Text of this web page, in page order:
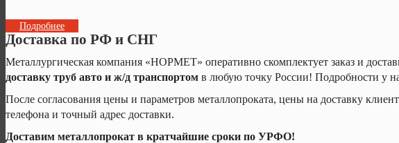
Подробнее
Доставка по РФ и СНГ
Металлургическая компания «НОРМЕТ» оперативно скомплектует заказ и
доставку труб авто и ж/д транспортом в любую точку России! Подробности у
После согласования цены и параметров металлопроката, цены на доставку
телефона и точный адрес доставки.
Доставим металлопрокат в кратчайшие сроки по УРФО!